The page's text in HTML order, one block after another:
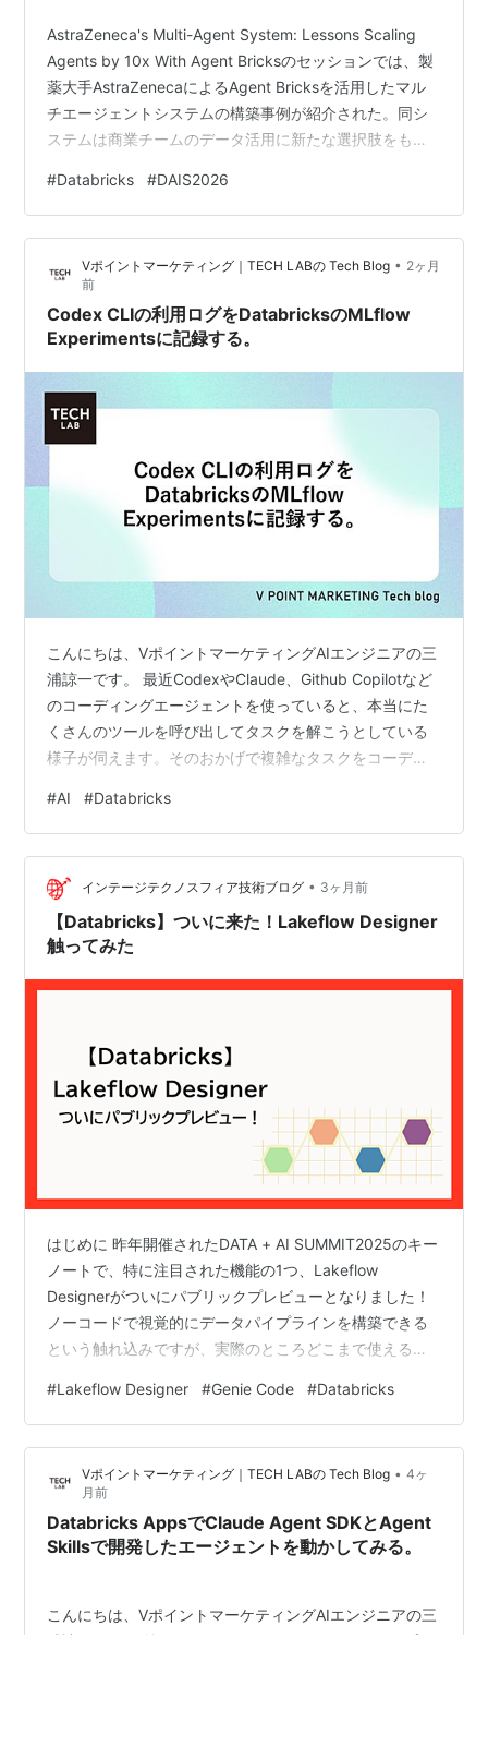
AstraZeneca's Multi-Agent System: Lessons Scaling
Agents by 10x With Agent Bricksのセッションでは、製
薬大手AstraZenecaによるAgent Bricksを活用したマル
チエージェントシステムの構築事例が紹介された。同シ
ステムは商業チームのデータ活用に新たな選択肢をもた
Brian Burke氏とHomayoon Moradi氏は、エージェント
を大規模運用する上での課題と、その実務的な対策を共
有した。 ※本記事は、Data + AI Summit のセッションを
現…
#Databricks #DAIS2026
Vポイントマーケティング｜TECH LABの Tech Blog • 2ヶ月
前
Codex CLIの利用ログをDatabricksのMLflow
Experimentsに記録する。
こんにちは、VポイントマーケティングAIエンジニアの三
浦諒一です。 最近CodexやClaude、Github Copilotなど
のコーディングエージェントを使っていると、本当にた
くさんのツールを呼び出してタスクを解こうとしている
様子が伺えます。そのおかげで複雑なタスクをコーディ
でこのターンでいったい何をしたのかが振り返りにくく
なってきているな、と感じるようにもなりました。もし
かしたら自分が把握していないところで外部と通信をし
ていたり、意図していないファイルを変更してるかもし
れません。 さらに、もしコーディングエージェントを大
勢で利用していくこ…
#AI #Databricks
インテージテクノスフィア技術ブログ • 3ヶ月前
【Databricks】ついに来た！Lakeflow Designer
触ってみた
はじめに 昨年開催されたDATA + AI SUMMIT2025のキー
ノートで、特に注目された機能の1つ、Lakeflow
Designerがついにパブリックプレビューとなりました！
ノーコードで視覚的にデータパイプラインを構築できる
という触れ込みですが、実際のところどこまで使えるの
を題材に実際にLakeflow Designerを触ってみたうえで、
どのようなことができるのか、操作感や全体的な印象を
中心にまとめていきます。 ついに来た！ こんにちは、イ
ンテージテクノスフィアの本戸です。 冒頭のとおり、先
日ついにLakeflow Designe…
#Lakeflow Designer #Genie Code #Databricks
Vポイントマーケティング｜TECH LABの Tech Blog • 4ヶ
月前
Databricks AppsでClaude Agent SDKとAgent
Skillsで開発したエージェントを動かしてみる。